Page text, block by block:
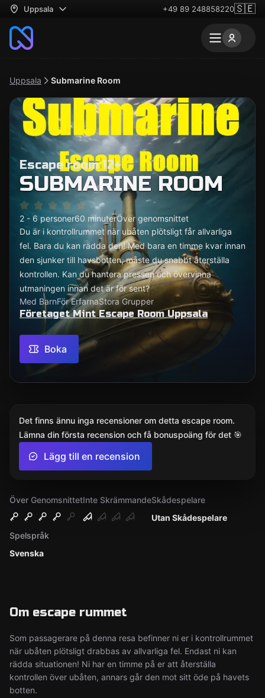
Uppsala +49 89 248858220🇸🇪
Uppsala Submarine Room
Escape room 12+
SUBMARINE ROOM
2 - 6 personer60 minuterÖver genomsnittet
Du är i kontrollrummet när ubåten plötsligt får allvarliga
fel. Bara du kan rädda den! Med bara en timme kvar innan
den sjunker till havsbotten, måste du snabbt återställa
kontrollen. Kan du hantera pressen och övervinna
utmaningen innan det är för sent?
Med BarnFör ErfarnaStora Grupper
Företaget Mint Escape Room Uppsala
Boka
Över GenomsnittetInte Skrämmande
Utan Skådespelare
Skådespelare
Svenska
Spelspråk
Om escape rummet
Som passagerare på denna resa befinner ni er i kontrollrummet
när ubåten plötsligt drabbas av allvarliga fel. Endast ni kan
rädda situationen! Ni har en timme på er att återställa
kontrollen över ubåten, annars går den mot sitt öde på havets
botten.
Det finns ännu inga recensioner om detta escape room.
Lämna din första recension och få bonuspoäng för det 🎯
Lägg till en recension